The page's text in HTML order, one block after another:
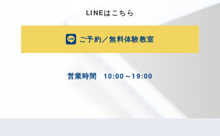
LINEはこちら
ご予約／無料体験教室
営業時間 10:00～19:00